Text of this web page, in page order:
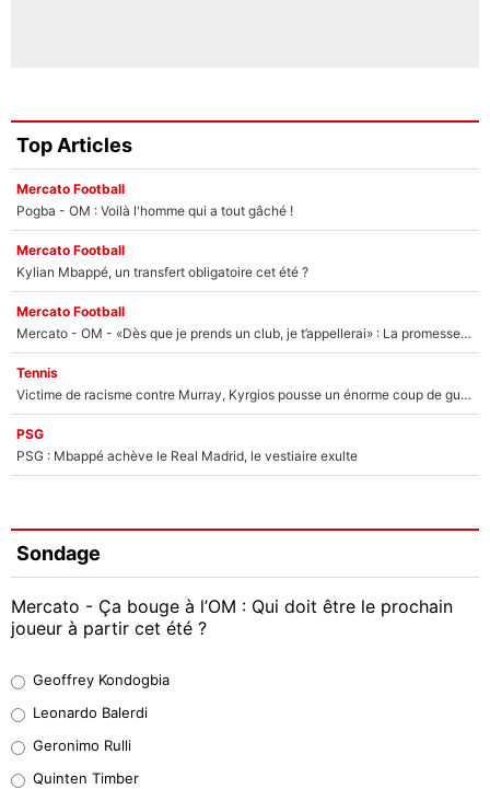
Top Articles
Mercato Football
Pogba - OM : Voilà l'homme qui a tout gâché !
Mercato Football
Kylian Mbappé, un transfert obligatoire cet été ?
Mercato Football
Mercato - OM - «Dès que je prends un club, je t’appellerai» : La promesse de Marcelino au moment de claquer la porte
Tennis
Victime de racisme contre Murray, Kyrgios pousse un énorme coup de gueule !
PSG
PSG : Mbappé achève le Real Madrid, le vestiaire exulte
Sondage
Mercato - Ça bouge à l’OM : Qui doit être le prochain
joueur à partir cet été ?
38%
32%
Geoffrey Kondogbia
Leonardo Balerdi
Geronimo Rulli
Quinten Timber